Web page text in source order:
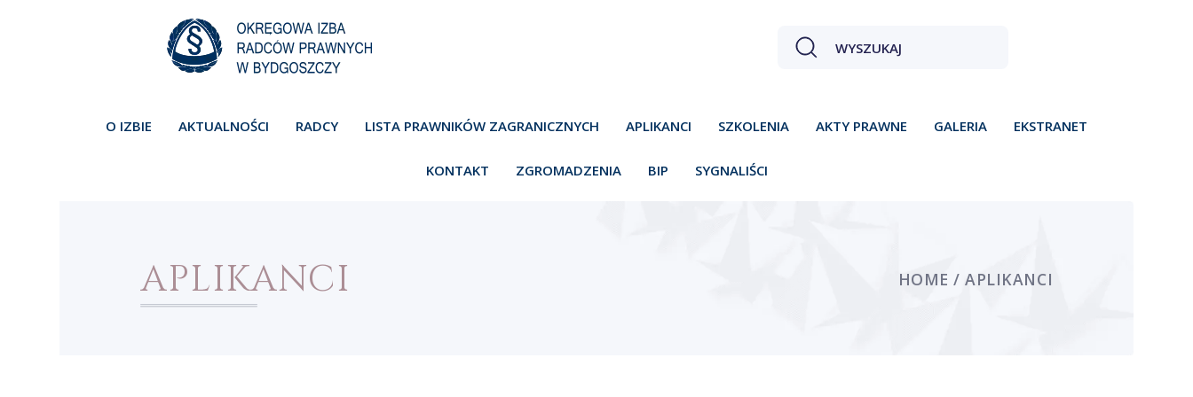
O IZBIE AKTUALNOŚCI RADCY LISTA PRAWNIKÓW ZAGRANICZNYCH APLIKANCI SZKOLENIA AKTY PRAWNE GALERIA EKSTRANET
KONTAKT ZGROMADZENIA BIP SYGNALIŚCI
APLIKANCI HOME / APLIKANCI